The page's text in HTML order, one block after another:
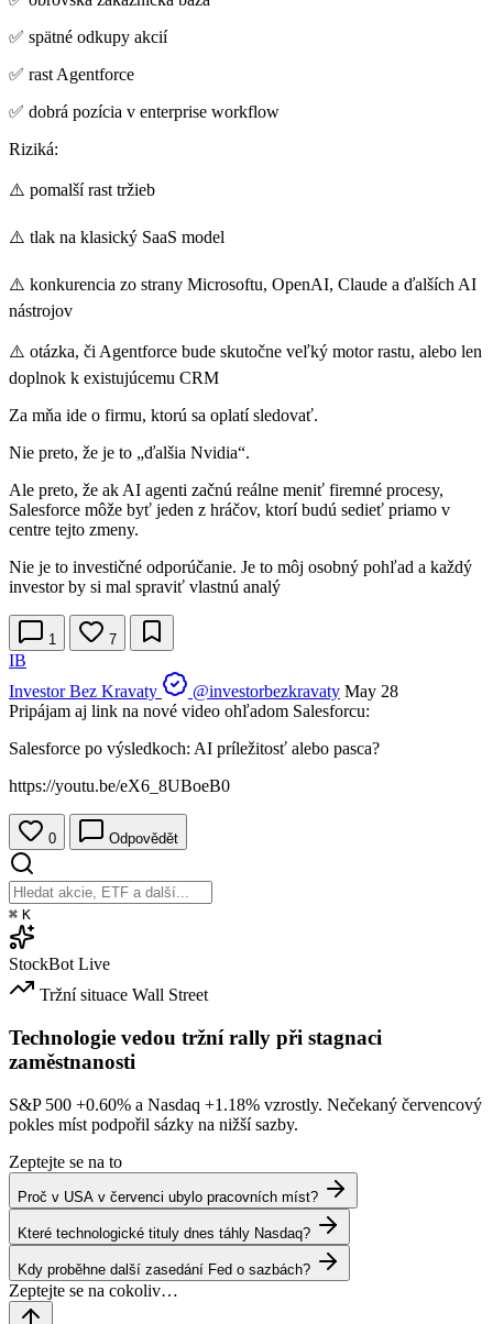
✅ spätné odkupy akcií
✅ rast Agentforce
✅ dobrá pozícia v enterprise workflow
Riziká:
⚠️ pomalší rast tržieb
⚠️ tlak na klasický SaaS model
⚠️ konkurencia zo strany Microsoftu, OpenAI, Claude a ďalších AI
nástrojov
⚠️ otázka, či Agentforce bude skutočne veľký motor rastu, alebo len
doplnok k existujúcemu CRM
Za mňa ide o firmu, ktorú sa oplatí sledovať.
Nie preto, že je to „ďalšia Nvidia“.
Ale preto, že ak AI agenti začnú reálne meniť firemné procesy,
Salesforce môže byť jeden z hráčov, ktorí budú sedieť priamo v
centre tejto zmeny.
Nie je to investičné odporúčanie. Je to môj osobný pohľad a každý
investor by si mal spraviť vlastnú analý
1 7
IB
Investor Bez Kravaty
@investorbezkravaty May 28
Pripájam aj link na nové video ohľadom Salesforcu:
Salesforce po výsledkoch: AI príležitosť alebo pasca?
https://youtu.be/eX6_8UBoeB0
0 Odpovědět
⌘ K
StockBot Live
Tržní situace Wall Street
Technologie vedou tržní rally při stagnaci
zaměstnanosti
S&P 500 +0.60% a Nasdaq +1.18% vzrostly. Nečekaný červencový
pokles míst podpořil sázky na nižší sazby.
Zeptejte se na to
Proč v USA v červenci ubylo pracovních míst?
Které technologické tituly dnes táhly Nasdaq?
Kdy proběhne další zasedání Fed o sazbách?